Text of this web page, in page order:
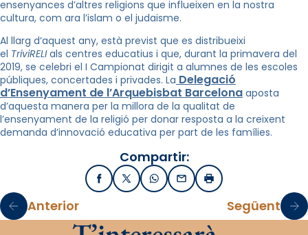
ensenyances d’altres religions que influeixen en la nostra
cultura, com ara l’islam o el judaisme.
Al llarg d’aquest any, està previst que es distribueixi
el TriviRELIals centres educatius i que, durant la primavera del
2019, se celebri el I Campionat dirigit a alumnes de les escoles
públiques, concertades i privades. La Delegació
d’Ensenyament de l’Arquebisbat Barcelona aposta
d’aquesta manera per la millora de la qualitat de
l’ensenyament de la religió per donar resposta a la creixent
demanda d’innovació educativa per part de les famílies.
Compartir:
FacebookX / TwitterWhatsApp
EmailImprimir
Anterior Següent